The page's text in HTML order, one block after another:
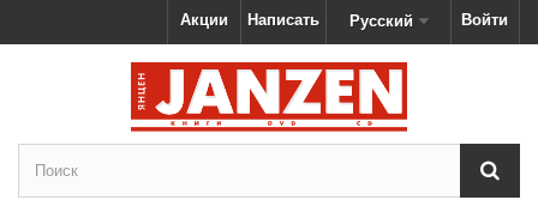
Войти
Русский
Написать
Акции